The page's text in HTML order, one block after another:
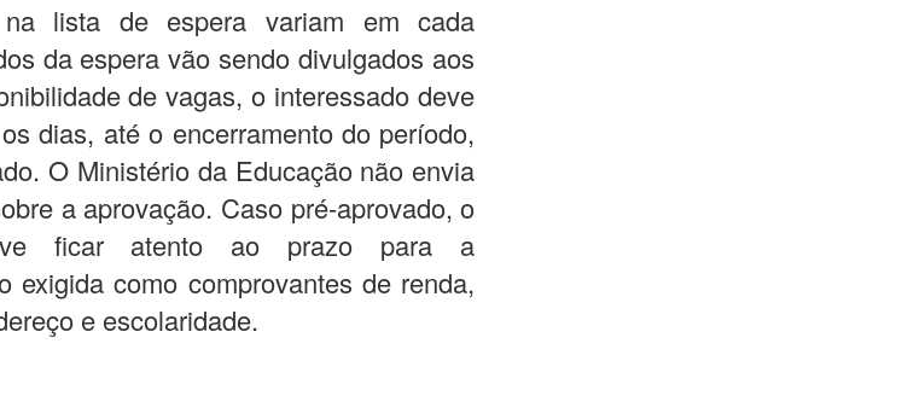
lista de espera variam em cada
da espera vão sendo divulgados aos
de vagas, o interessado deve
dias, até o encerramento do período,
O Ministério da Educação não envia
a aprovação. Caso pré-aprovado, o
ficar atento ao prazo para a
exigida como comprovantes de renda,
e escolaridade.